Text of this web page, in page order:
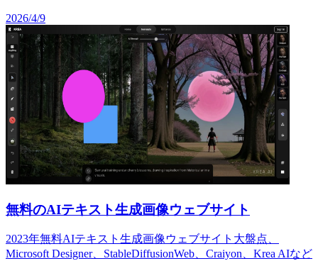
2026/4/9
無料のAIテキスト生成画像ウェブサイト
2023年無料AIテキスト生成画像ウェブサイト大盤点、
Microsoft Designer、StableDiffusionWeb、Craiyon、Krea AIなど